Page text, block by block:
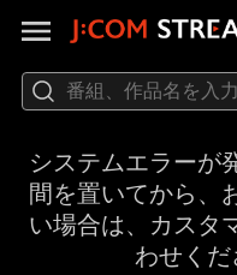
システムエラーが
間を置いてから、
い場合は、カスタ
わせくだ